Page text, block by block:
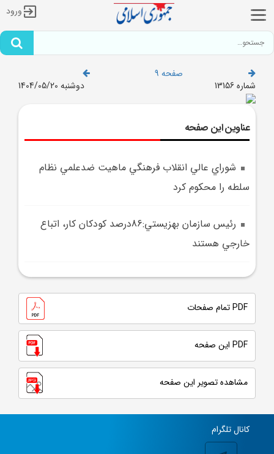
ورود
صفحه 9
شماره 13156
دوشنبه 1404/05/20
عناوین این صفحه
شوراي عالي انقلاب فرهنگي ماهيت ضدعلمي نظام
سلطه را محکوم کرد
رئيس سازمان بهزيستي:86درصد کودکان کار، اتباع
خارجي هستند
PDF تمام صفحات
PDF این صفحه
مشاهده تصویر این صفحه
کانال تلگرام